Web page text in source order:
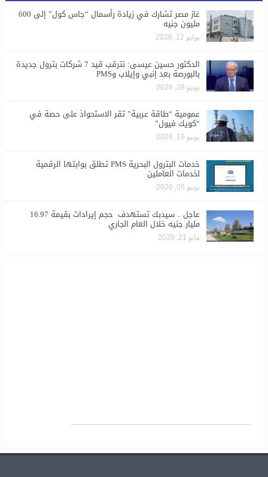
غاز مصر تشارك في زيادة رأسمال “جاس كول” إلى 600
مليون جنيه
يوليو 12, 2026
الدكتور حسين عيسى: نترقب قيد 7 شركات بترول جديدة
بالبورصة بعد إنبي وإيلاب وPMS
يونيو 28, 2026
​عمومية “طاقة عربية” تقر الاستحواذ على حصة في
“كويك فيول”
يونيو 16, 2026
خدمات البترول البحرية PMS تطلق بوابتها الرقمية
لخدمات العاملين
يونيو 05, 2026
عاجل .. سيدبك تستهدف حجم إيرادات بقيمة 16.97
مليار جنيه خلال العام الجاري
مايو 21, 2026